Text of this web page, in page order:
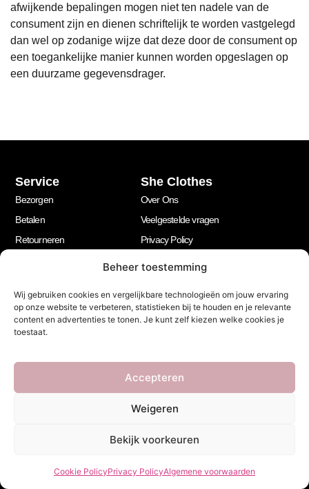
Beheer toestemming
Wij gebruiken cookies en vergelijkbare technologieën om jouw ervaring
op onze website te verbeteren, statistieken bij te houden en je relevante
content en advertenties te tonen. Je kunt zelf kiezen welke cookies je
toestaat.
Accepteren
Weigeren
Bekijk voorkeuren
Cookie PolicyPrivacy PolicyAlgemene voorwaarden
afwijkende bepalingen mogen niet ten nadele van de
consument zijn en dienen schriftelijk te worden vastgelegd
dan wel op zodanige wijze dat deze door de consument op
een toegankelijke manier kunnen worden opgeslagen op
een duurzame gegevensdrager.
Service
Bezorgen
Betalen
Retourneren
She Clothes
Over Ons
Veelgestelde vragen
Privacy Policy
Algemene voorwaarden
Openingstijden
Klantenservice
Maandag t/m vrijdag 10.00 - 16.00
Schrijf je in voor onze nieuwsbrief!
Newsletter